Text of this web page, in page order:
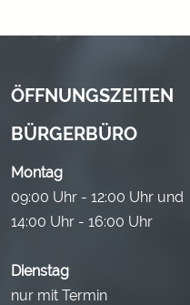
ÖFFNUNGSZEITEN
BÜRGERBÜRO
Montag
09:00 Uhr - 12:00 Uhr und
14:00 Uhr - 16:00 Uhr
Dienstag
nur mit Termin